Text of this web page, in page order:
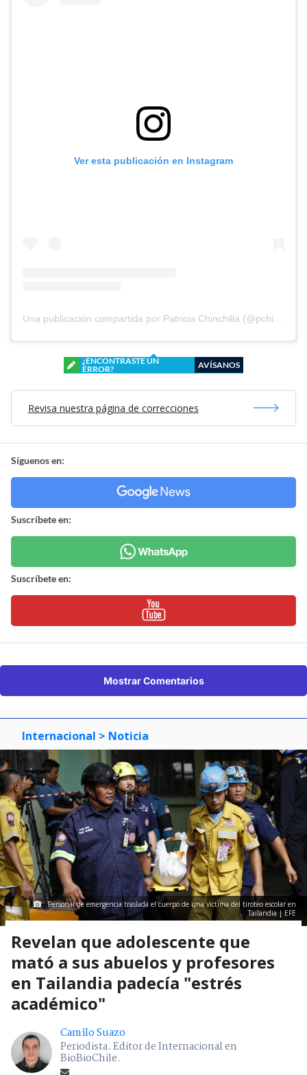
Ver esta publicación en Instagram
¿ENCONTRASTE UN
ERROR?
AVÍSANOS
Revisa nuestra página de correcciones
Síguenos en:
Suscríbete en:
Suscríbete en:
Mostrar Comentarios
Internacional > Noticia
Personal de emergencia traslada el cuerpo de una víctima del tiroteo escolar en
Tailandia | EFE
Revelan que adolescente que
mató a sus abuelos y profesores
en Tailandia padecía "estrés
académico"
Camilo Suazo
Periodista. Editor de Internacional en
BioBioChile.